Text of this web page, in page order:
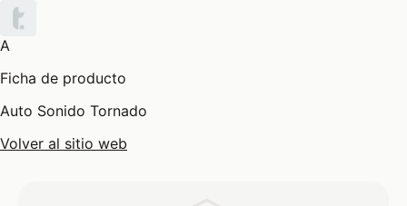
A
Ficha de producto
Auto Sonido Tornado
Volver al sitio web